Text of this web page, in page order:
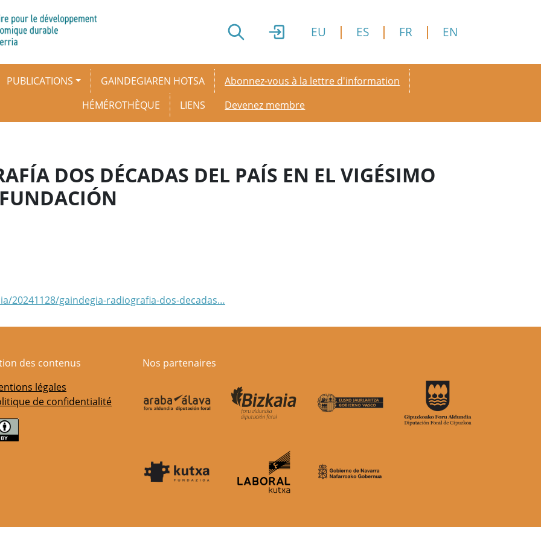
EU ES FR EN
PUBLICATIONS
GAINDEGIAREN HOTSA
HÉMÉROTHÈQUE
LIENS
Secondary menu
Abonnez-vous à la lettre d'information
Devenez membre
DOS DÉCADAS DEL PAÍS EN EL VIGÉSIMO
20241128/gaindegia-radiografia-dos-decadas…
des contenus
légales
de confidentialité
Nos partenaires